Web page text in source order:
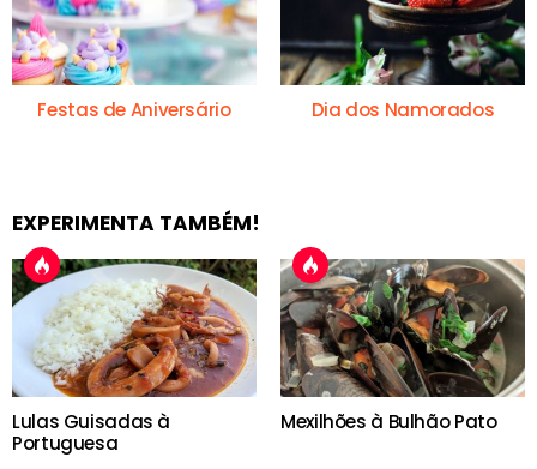
Festas de Aniversário Dia dos Namorados
EXPERIMENTA TAMBÉM!
Lulas Guisadas à
Portuguesa
Mexilhões à Bulhão Pato